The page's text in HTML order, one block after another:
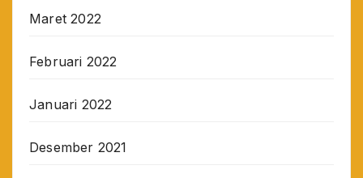
Maret 2022
Februari 2022
Januari 2022
Desember 2021